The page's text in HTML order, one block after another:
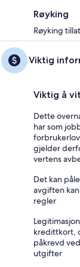
Røyking
Røyking
Viktig
Viktig å
Dette
har som
gjelder
vertens
Det kan
avgiften
regler
kredittkort,
påkrevd
utgifter